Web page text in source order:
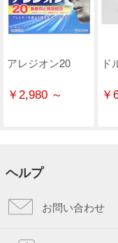
アレジオン20
￥2,980 ～
ド
￥
ヘルプ
お問い合わせ